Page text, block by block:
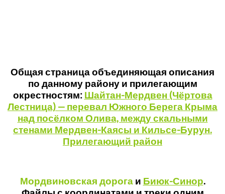
Общая страница объединяющая описания
по данному району и прилегающим
окрестностям: Шайтан-Мердвен (Чёртова
Лестница) — перевал Южного Берега Крыма
над посёлком Олива, между скальными
стенами Мердвен-Каясы и Кильсе-Бурун.
Прилегающий район
Мордвиновская дорогаи Биюк-Синор.